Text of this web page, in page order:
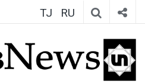
TJ RU